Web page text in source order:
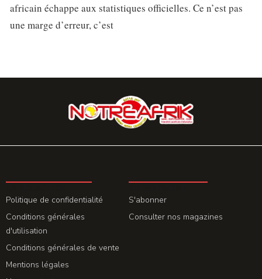
africain échappe aux statistiques officielles. Ce n’est pas
une marge d’erreur, c’est
Politique de confidentialité
Conditions générales
d'utilisation
Conditions générales de vente
Mentions légales
S'abonner
Consulter nos magazines